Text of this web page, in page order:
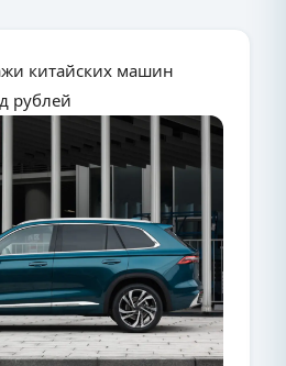
китайских машин
рублей